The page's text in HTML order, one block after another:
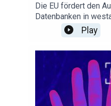
Die EU fördert den
Datenbanken in
unterstellen der EU-
der Menschen vor
die eigene
dabei um Projekte
Play